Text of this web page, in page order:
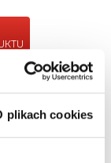
plikach cookies